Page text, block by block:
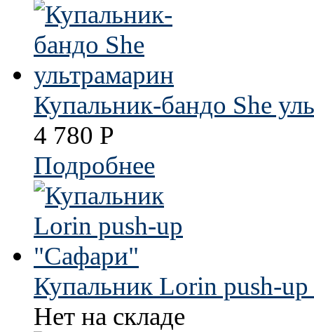
Купальник-бандо She
4 780 Р
Подробнее
Купальник Lorin push-
Нет на складе